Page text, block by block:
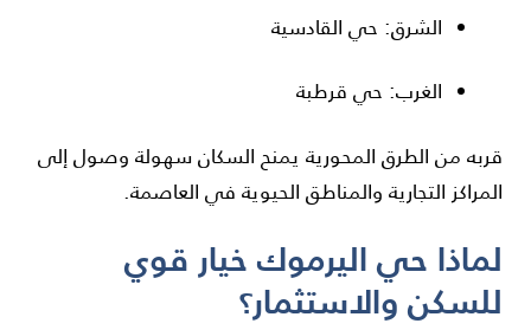
الشرق: حي القادسية
الغرب: حي قرطبة
قربه من الطرق المحورية يمنح السكان سهولة وصول إلى
المراكز التجارية والمناطق الحيوية في العاصمة.
لماذا حي اليرموك خيار قوي
للسكن والاستثمار؟